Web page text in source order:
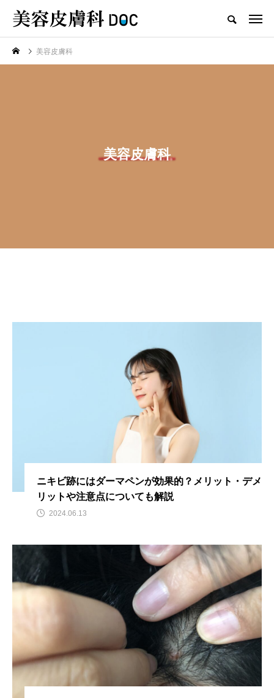
TOP シミ
注目のトピック
美容皮膚科
美容皮膚科
ニキビ跡にはダーマペンが効果的？メリット・デメ
リットや注意点についても解説
2024.06.13